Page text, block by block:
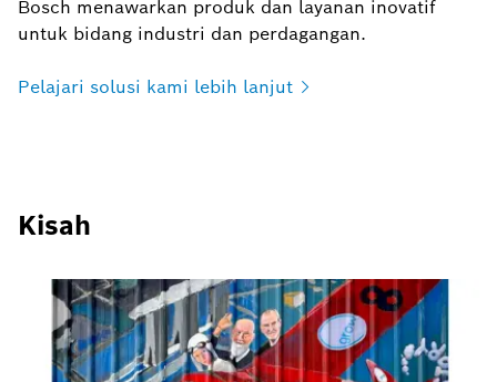
Bosch menawarkan produk dan layanan inovatif
untuk bidang industri dan perdagangan.
Pelajari solusi kami lebih lanjut
Kisah